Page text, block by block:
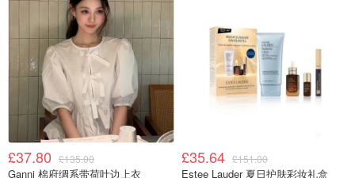
2. 当天把豆浆放进机器，按下开始（就可以放着不管了，
因为结束了会发出声音）
3. 等待。。。就开喝！
香喷喷的豆浆就做好啦~
过筛过，本着不浪费的心理把渣渣摇身一变成为下午茶：
£37.80 £135.00
Ganni 棉府绸系带荷叶边上衣
£35.64 £151.00
Estee Lauder 夏日护肤彩妆礼盒